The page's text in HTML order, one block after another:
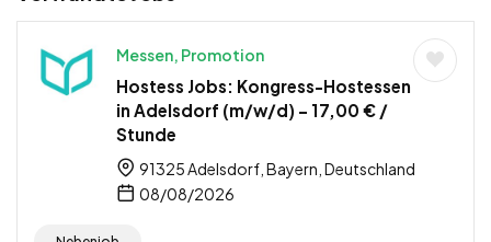
Messen, Promotion
Hostess Jobs: Kongress-Hostessen
in Adelsdorf (m/w/d) – 17,00 € /
Stunde
91325 Adelsdorf, Bayern, Deutschland
08/08/2026